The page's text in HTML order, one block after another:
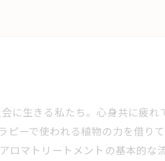
に生きる私たち。心身共に疲
ーで使われる植物の力を借り
ロマトリートメントの基本的